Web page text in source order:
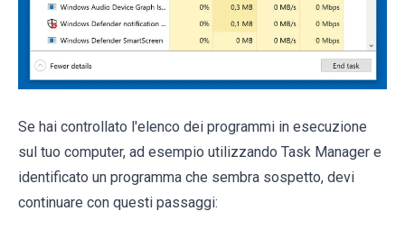
Se hai controllato l'elenco dei programmi in esecuzione
sul tuo computer, ad esempio utilizzando Task Manager e
identificato un programma che sembra sospetto, devi
continuare con questi passaggi: